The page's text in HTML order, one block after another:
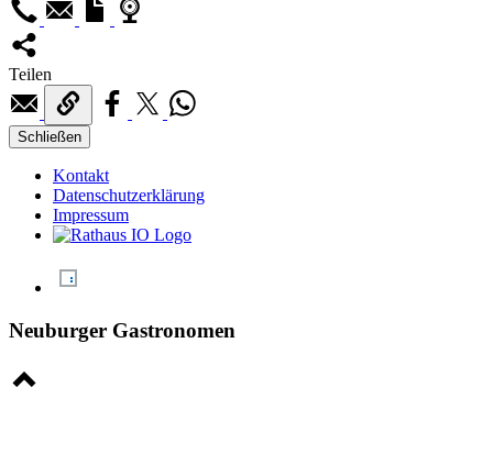
Teilen
Schließen
Kontakt
Datenschutzerklärung
Impressum
Neuburger Gastronomen